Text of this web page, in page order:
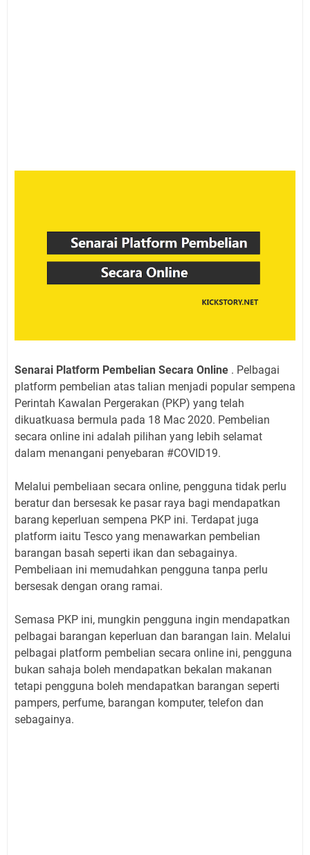
Senarai Platform Pembelian Secara Online . Pelbagai
platform pembelian atas talian menjadi popular sempena
Perintah Kawalan Pergerakan (PKP) yang telah
dikuatkuasa bermula pada 18 Mac 2020. Pembelian
secara online ini adalah pilihan yang lebih selamat
dalam menangani penyebaran #COVID19.
Melalui pembeliaan secara online, pengguna tidak perlu
beratur dan bersesak ke pasar raya bagi mendapatkan
barang keperluan sempena PKP ini. Terdapat juga
platform iaitu Tesco yang menawarkan pembelian
barangan basah seperti ikan dan sebagainya.
Pembeliaan ini memudahkan pengguna tanpa perlu
bersesak dengan orang ramai.
Semasa PKP ini, mungkin pengguna ingin mendapatkan
pelbagai barangan keperluan dan barangan lain. Melalui
pelbagai platform pembelian secara online ini, pengguna
bukan sahaja boleh mendapatkan bekalan makanan
tetapi pengguna boleh mendapatkan barangan seperti
pampers, perfume, barangan komputer, telefon dan
sebagainya.